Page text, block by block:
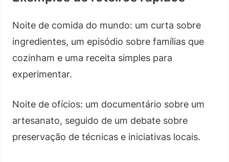
Noite de comida do mundo: um curta sobre
ingredientes, um episódio sobre famílias que
cozinham e uma receita simples para
experimentar.
Noite de ofícios: um documentário sobre um
artesanato, seguido de um debate sobre
preservação de técnicas e iniciativas locais.